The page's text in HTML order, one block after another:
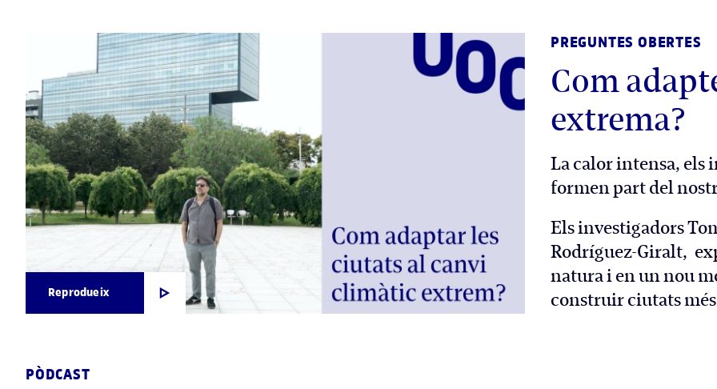
Reprodueix
PREGUNTES OBERTES
Com
extrema?
La calor intensa, els
formen part del
Els investigadors
Rodríguez-Giralt,
natura i en un nou
construir ciutats
PÒDCAST